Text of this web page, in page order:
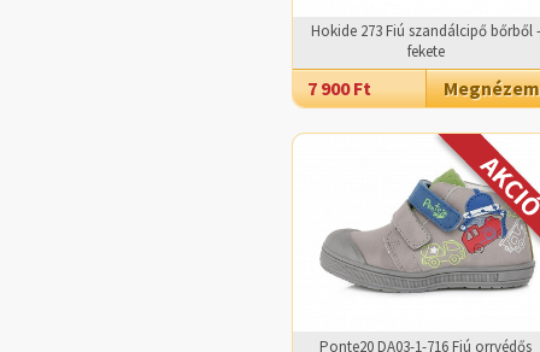
Hokide 273 Fiú szandálcipő bőrből -
fekete
7 900 Ft Megnézem
Ponte20 DA03-1-716 Fiú orrvédős